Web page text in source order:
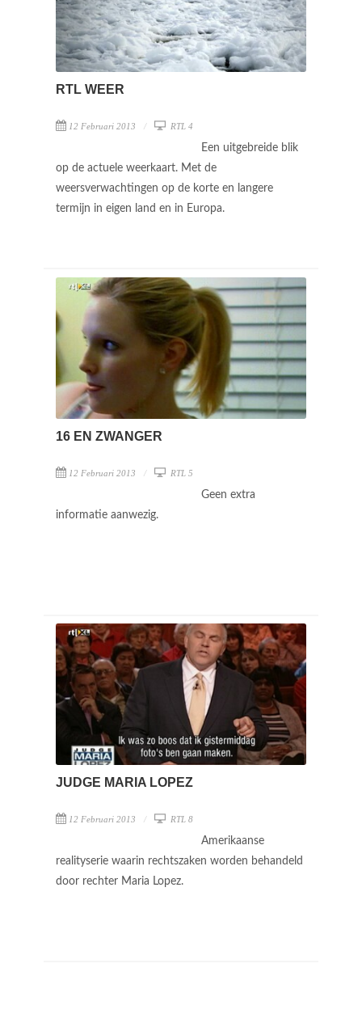
RTL WEER
12 Februari 2013 RTL 4
Een uitgebreide blik
op de actuele weerkaart. Met de
weersverwachtingen op de korte en langere
termijn in eigen land en in Europa.
16 EN ZWANGER
12 Februari 2013 RTL 5
Geen extra
informatie aanwezig.
JUDGE MARIA LOPEZ
12 Februari 2013 RTL 8
Amerikaanse
realityserie waarin rechtszaken worden behandeld
door rechter Maria Lopez.